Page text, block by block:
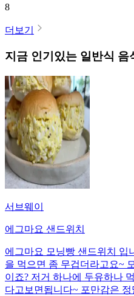
8
더보기
지금 인기있는 일반식 음
서브웨이
에그마요 샌드위치
에그마요 모닝빵 샌드위치 입
을 먹으면 좀 무겁더라고요~
이죠? 저거 하나에 두유하나
다고보면됩니다~ 포만감은